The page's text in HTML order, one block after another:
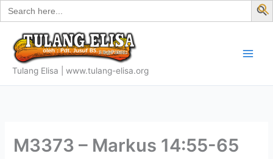
Search
for:
Skip
to
content
Tulang Elisa | www.tulang-elisa.org
M3373 – Markus 14:55-65